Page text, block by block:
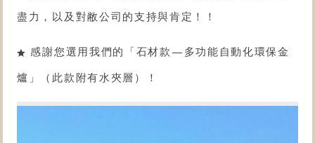
盡力，以及對敝公司的支持與肯定！！
感謝您選用我們的「石材款 — 多功能自動化環保金
爐 」（此款附有水夾層）！